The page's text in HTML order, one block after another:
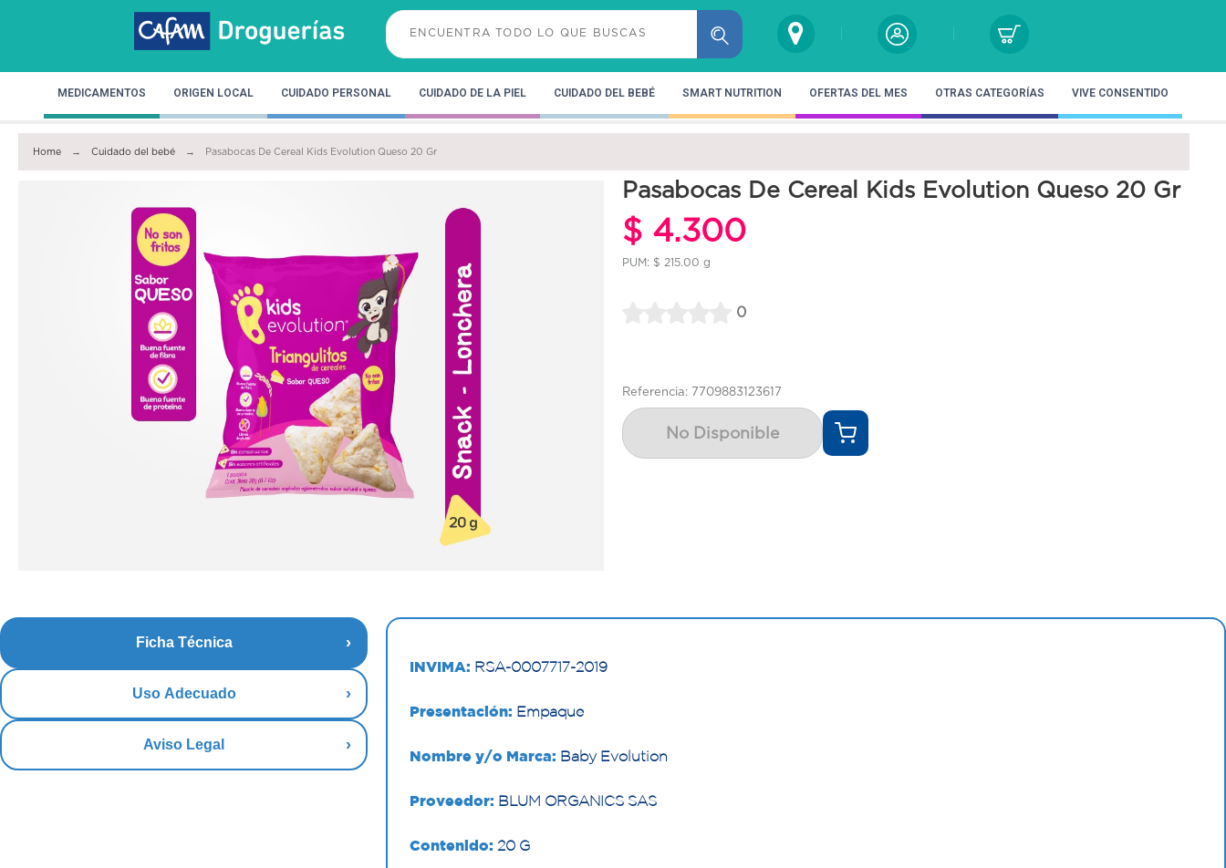
MEDICAMENTOS ORIGEN LOCAL CUIDADO PERSONAL CUIDADO DE LA PIEL CUIDADO DEL BEBÉ SMART NUTRITION OFERTAS DEL MES OTRAS CATEGORÍAS VIVE CONSENTIDO
Home Cuidado del bebé Pasabocas De Cereal Kids Evolution Queso 20 Gr
Pasabocas De Cereal Kids Evolution Queso 20 Gr
$ 4.300
PUM: $ 215.00 g
0
Referencia: 7709883123617
No Disponible
Ficha Técnica
Uso Adecuado
Aviso Legal
INVIMA: RSA-0007717-2019
Presentación: Empaque
Nombre y/o Marca: Baby Evolution
Proveedor: BLUM ORGANICS SAS
Contenido: 20 G